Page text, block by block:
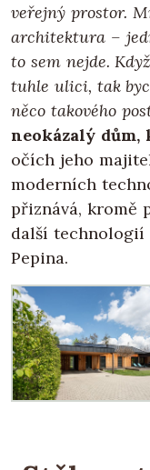
veřejný prostor.
architektura –
to sem nejde.
tuhle ulici, tak
něco takového
neokázalý dům,
očích jeho
moderních
přiznává, kromě
další technologií
Pepina.